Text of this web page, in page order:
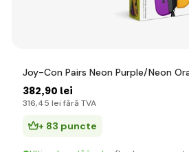
Joy-Con Pairs Neon Purple/Neon
382,90 lei
316,45 lei fără TVA
+ 83 puncte